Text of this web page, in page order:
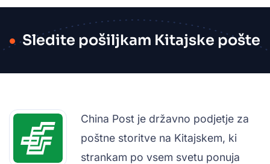
Sledite pošiljkam Kitajske pošte
China Post je državno podjetje za
poštne storitve na Kitajskem, ki
strankam po vsem svetu ponuja